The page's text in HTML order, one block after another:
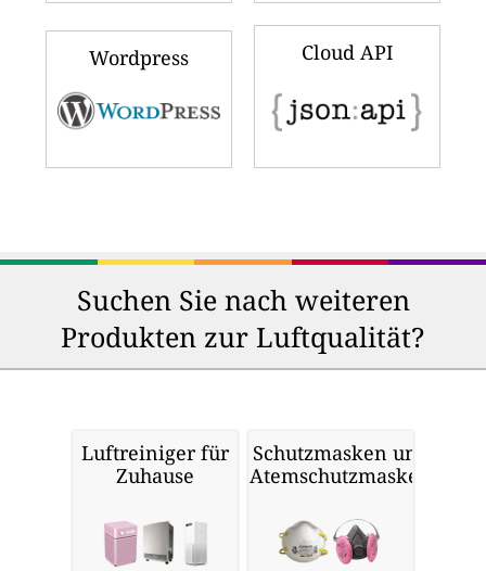
Wordpress Cloud API
Suchen Sie nach weiteren
Produkten zur Luftqualität?
Luftreiniger für
Zuhause
Schutzmasken und
Atemschutzmasken